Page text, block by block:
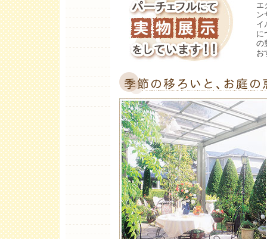
エ
ン
イ
に
の
お